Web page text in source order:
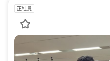
正社員